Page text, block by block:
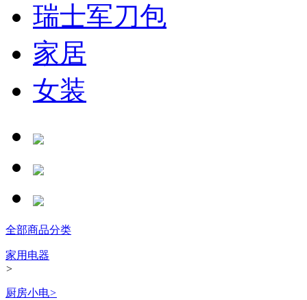
瑞士军刀包
家居
女装
全部商品分类
家用电器
>
厨房小电>